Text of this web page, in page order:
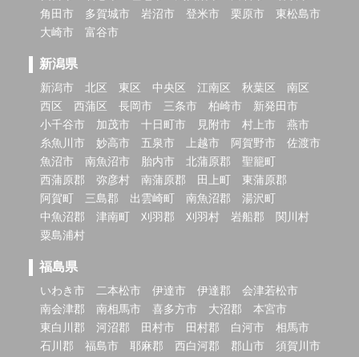
角田市
多賀城市 岩沼市 登米市 栗原市
東松島市
大崎市
富谷市
新潟県
新潟市 北区 東区 中央区 江南区 秋葉区
南区
西区
西蒲区 長岡市 三条市 柏崎市
新発田市
小千谷市
加茂市 十日町市 見附市 村上市
燕市
糸魚川市
妙高市 五泉市 上越市 阿賀野市
佐渡市
魚沼市
南魚沼市 胎内市 北蒲原郡
聖籠町
西蒲原郡
弥彦村 南蒲原郡 田上町
東蒲原郡
阿賀町
三島郡 出雲崎町 南魚沼郡
湯沢町
中魚沼郡
津南町 刈羽郡 刈羽村 岩船郡
関川村
粟島浦村
福島県
いわき市 二本松市 伊達市 伊達郡
会津若松市
南会津郡
南相馬市 喜多方市 大沼郡
本宮市
東白川郡
河沼郡 田村市 田村郡 白河市
相馬市
石川郡
福島市 耶麻郡 西白河郡 郡山市 須賀川市